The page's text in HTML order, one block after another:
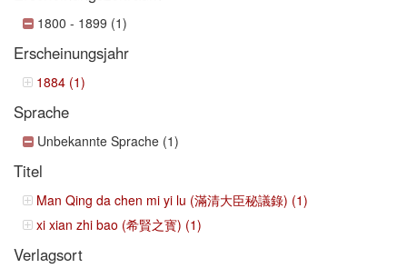
1800 - 1899 (1)
Erscheinungsjahr
1884 (1)
Sprache
Unbekannte Sprache (1)
Titel
Man Qing da chen mi yi lu (滿清大臣秘議錄) (1)
xi xian zhi bao (希賢之寳) (1)
Verlagsort